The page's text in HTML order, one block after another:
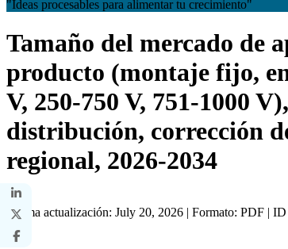
"Ideas procesables para alimentar tu crecimiento"
Tamaño del mercado de
producto (montaje fijo,
V, 250-750 V, 751-1000
distribución, corrección
regional, 2026-2034
Última actualización: July 20, 2026 | Formato: PDF |